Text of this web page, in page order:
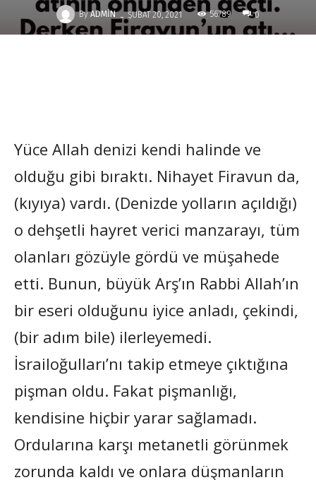
By ADMIN - ŞUBAT 20, 2021 56789 0
Yüce Allah denizi kendi halinde ve
olduğu gibi bıraktı. Nihayet Firavun da,
(kıyıya) vardı. (Denizde yolların açıldığı)
o dehşetli hayret verici manzarayı, tüm
olanları gözüyle gördü ve müşahede
etti. Bunun, büyük Arş’ın Rabbi Allah’ın
bir eseri olduğunu iyice anladı, çekindi,
(bir adım bile) ilerleyemedi.
İsrailoğulları’nı takip etmeye çıktığına
pişman oldu. Fakat pişmanlığı,
kendisine hiçbir yarar sağlamadı.
Ordularına karşı metanetli görünmek
zorunda kaldı ve onlara düşmanların